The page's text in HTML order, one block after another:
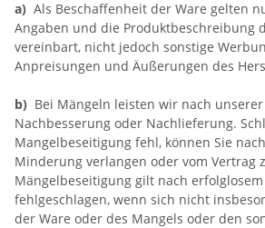
a) Als Beschaffenheit der Ware gelten
Angaben und die Produktbeschreibung
vereinbart, nicht jedoch sonstige
Anpreisungen und Äußerungen des
b) Bei Mängeln leisten wir nach
Nachbesserung oder Nachlieferung.
Mangelbeseitigung fehl, können Sie
Minderung verlangen oder vom Vertrag
Mängelbeseitigung gilt nach
fehlgeschlagen, wenn sich nicht
der Ware oder des Mangels oder den